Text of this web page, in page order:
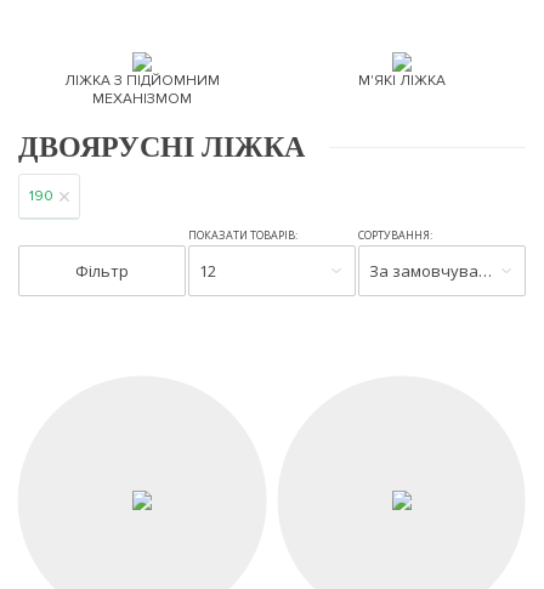
ЛІЖКА З ПІДЙОМНИМ
МЕХАНІЗМОМ
М'ЯКІ ЛІЖКА
ДВОЯРУСНІ ЛІЖКА
190
Фільтр
ПОКАЗАТИ ТОВАРІВ:
12
СОРТУВАННЯ:
За замовчуванням